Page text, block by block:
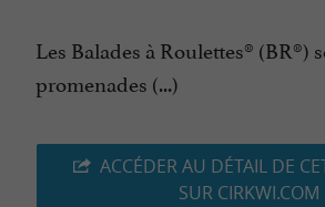
Les Balades à Roulettes® (BR®)
promenades (...)
ACCÉDER AU DÉTAIL DE
SUR CIRKWI.COM